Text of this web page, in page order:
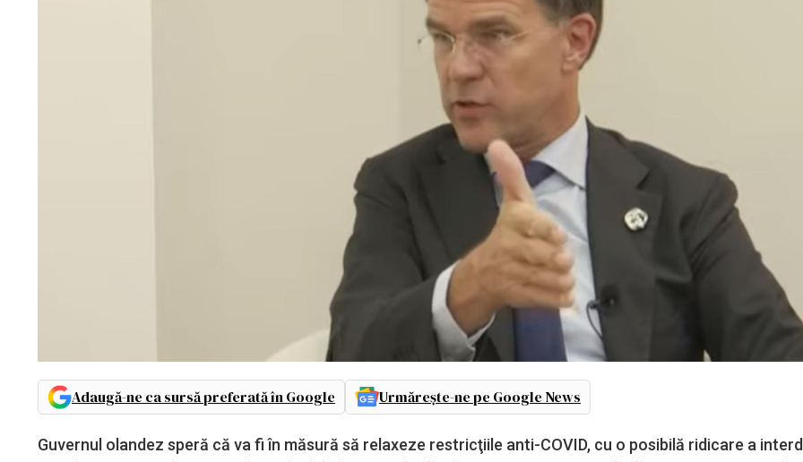
Adaugă-ne ca sursă preferată în Google Urmărește-ne pe Google News
Guvernul olandez speră că va fi în măsură să relaxeze restricţiile anti-COVID, cu o posibilă ridicare a